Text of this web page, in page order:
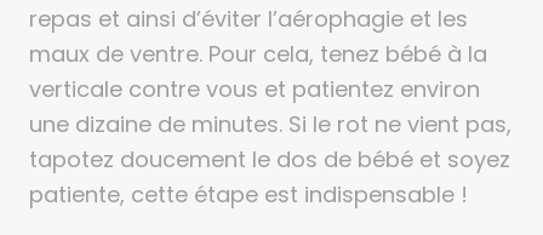
repas et ainsi d’éviter l’aérophagie et les
maux de ventre. Pour cela, tenez bébé à la
verticale contre vous et patientez environ
une dizaine de minutes. Si le rot ne vient pas,
tapotez doucement le dos de bébé et soyez
patiente, cette étape est indispensable !